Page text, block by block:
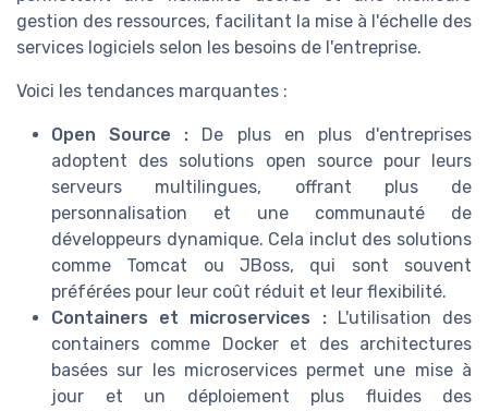
gestion des ressources, facilitant la mise à l'échelle des
services logiciels selon les besoins de l'entreprise.
Voici les tendances marquantes :
Open Source : De plus en plus d'entreprises
adoptent des solutions open source pour leurs
serveurs multilingues, offrant plus de
personnalisation et une communauté de
développeurs dynamique. Cela inclut des solutions
comme Tomcat ou JBoss, qui sont souvent
préférées pour leur coût réduit et leur flexibilité.
Containers et microservices :L'utilisation des
containers comme Docker et des architectures
basées sur les microservices permet une mise à
jour et un déploiement plus fluides des